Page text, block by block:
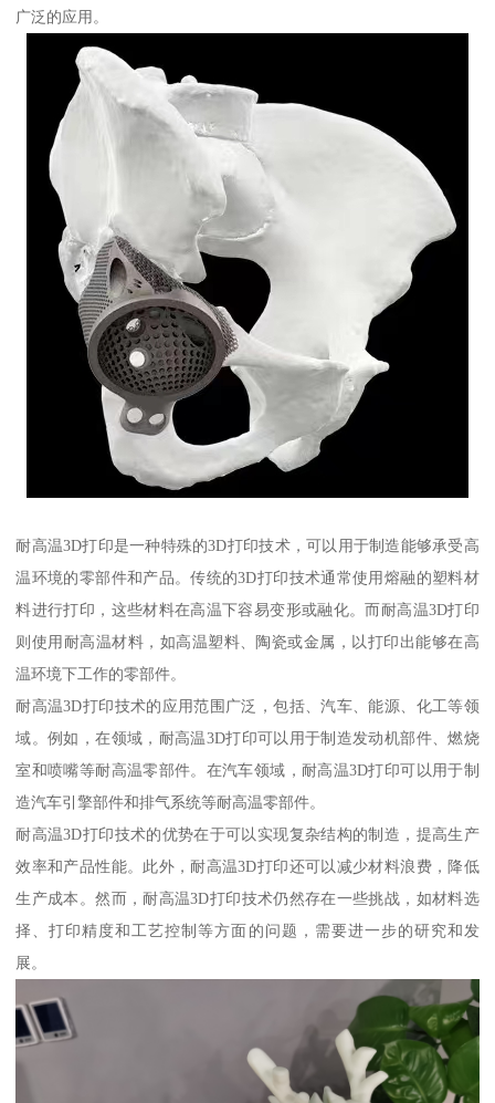
广泛的应用。
耐高温3D打印是一种特殊的3D打印技术，可以用于制造能够承受高
温环境的零部件和产品。传统的3D打印技术通常使用熔融的塑料材
料进行打印，这些材料在高温下容易变形或融化。而耐高温3D打印
则使用耐高温材料，如高温塑料、陶瓷或金属，以打印出能够在高
温环境下工作的零部件。
耐高温3D打印技术的应用范围广泛，包括、汽车、能源、化工等领
域。例如，在领域，耐高温3D打印可以用于制造发动机部件、燃烧
室和喷嘴等耐高温零部件。在汽车领域，耐高温3D打印可以用于制
造汽车引擎部件和排气系统等耐高温零部件。
耐高温3D打印技术的优势在于可以实现复杂结构的制造，提高生产
效率和产品性能。此外，耐高温3D打印还可以减少材料浪费，降低
生产成本。然而，耐高温3D打印技术仍然存在一些挑战，如材料选
择、打印精度和工艺控制等方面的问题，需要进一步的研究和发
展。